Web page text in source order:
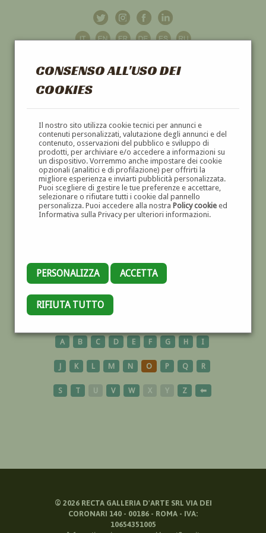
CONSENSO ALL'USO DEI
COOKIES
Il nostro sito utilizza cookie tecnici per annunci e
contenuti personalizzati, valutazione degli annunci e del
contenuto, osservazioni del pubblico e sviluppo di
prodotti, per archiviare e/o accedere a informazioni su
un dispositivo. Vorremmo anche impostare dei cookie
opzionali (analitici e di profilazione) per offrirti la
migliore esperienza e inviarti pubblicità personalizzata.
Puoi scegliere di gestire le tue preferenze e accettare,
selezionare o rifiutare tutti i cookie dal pannello
personalizza. Puoi accedere alla nostra Policy cookieed
Informativa sulla Privacy per ulteriori informazioni.
PERSONALIZZA ACCETTA
RIFIUTA TUTTO
GALLERIAD'ARTE
DIPINTI E SCULTURE '800 E '900
USA
A B C D E F G H I
J K L M N O P Q R
S T U V W X Y Z ⬅
© 2026RECTA GALLERIA D'ARTE SRL VIA DEI
CORONARI 140 - 00186 - ROMA - IVA:
10654351005